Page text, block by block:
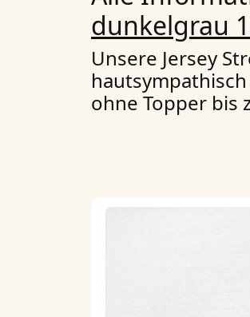
dunkelgrau
Unsere Jersey
ohne Topper bis